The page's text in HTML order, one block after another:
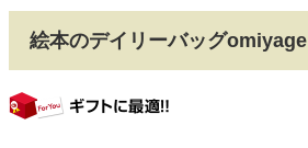
絵本のデイリーバッグomiyage